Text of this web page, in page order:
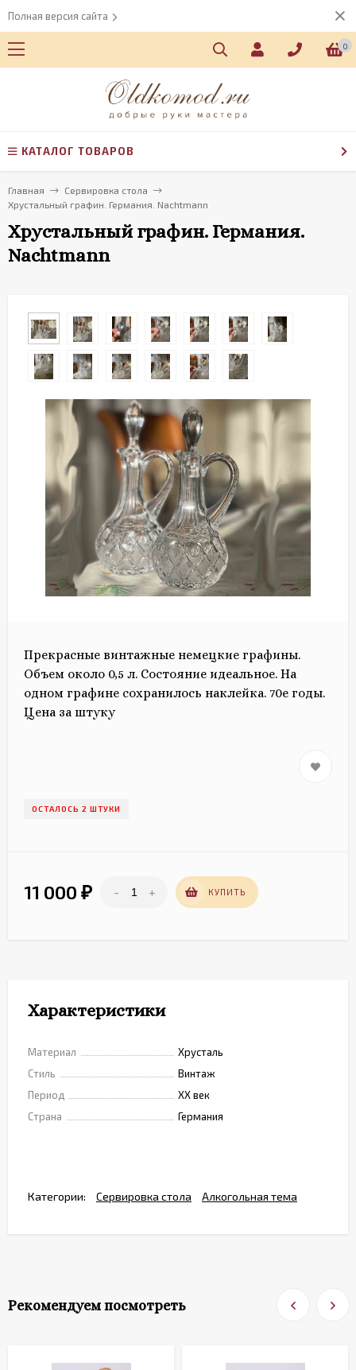
Полная версия сайта
0
КАТАЛОГ ТОВАРОВ
Главная
Сервировка стола
Хрустальный графин. Германия. Nachtmann
Хрустальный графин. Германия.
Nachtmann
Прекрасные винтажные немецкие графины.
Объем около 0,5 л. Состояние идеальное. На
одном графине сохранилось наклейка. 70е годы.
Цена за штуку
ОСТАЛОСЬ 2 ШТУКИ
11 000 ₽ - + КУПИТЬ
Характеристики
Материал
Хрусталь
Стиль
Винтаж
Период
XX век
Страна
Германия
Категории: Сервировка стола Алкогольная тема
Рекомендуем посмотреть